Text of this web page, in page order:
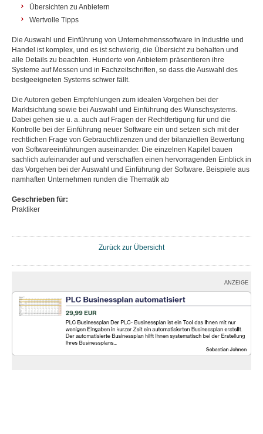
Übersichten zu Anbietern
Wertvolle Tipps
Die Auswahl und Einführung von Unternehmenssoftware in Industrie und
Handel ist komplex, und es ist schwierig, die Übersicht zu behalten und
alle Details zu beachten. Hunderte von Anbietern präsentieren ihre
Systeme auf Messen und in Fachzeitschriften, so dass die Auswahl des
bestgeeigneten Systems schwer fällt.
Die Autoren geben Empfehlungen zum idealen Vorgehen bei der
Marktsichtung sowie bei Auswahl und Einführung des Wunschsystems.
Dabei gehen sie u. a. auch auf Fragen der Rechtfertigung für und die
Kontrolle bei der Einführung neuer Software ein und setzen sich mit der
rechtlichen Frage von Gebrauchtlizenzen und der bilanziellen Bewertung
von Softwareeinführungen auseinander. Die einzelnen Kapitel bauen
sachlich aufeinander auf und verschaffen einen hervorragenden Einblick in
das Vorgehen bei der Auswahl und Einführung der Software. Beispiele aus
namhaften Unternehmen runden die Thematik ab
Geschrieben für:
Praktiker
Zurück zur Übersicht
ANZEIGE